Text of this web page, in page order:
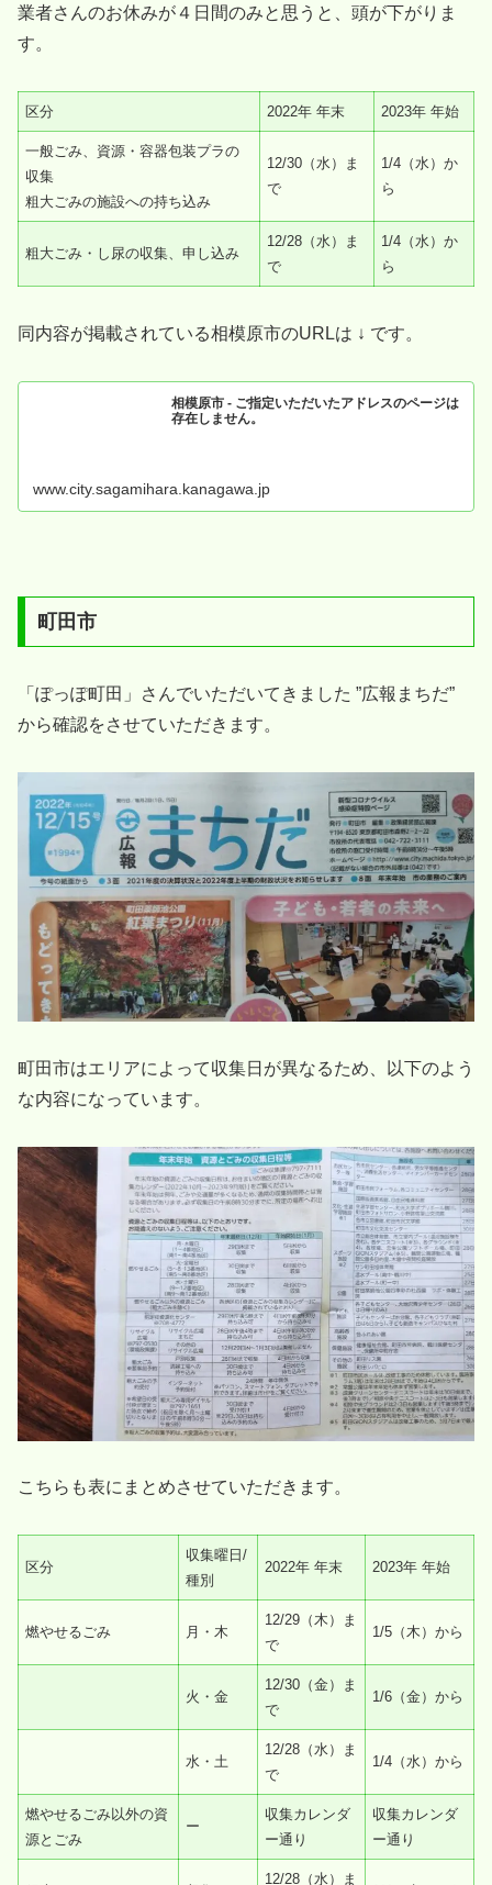
業者さんのお休みが４日間のみと思うと、頭が下がりま
す。
区分 2022年 年末 2023年 年始
一般ごみ、資源・容器包装プラの
収集
粗大ごみの施設への持ち込み
12/30（水）ま
で
1/4（水）か
ら
粗大ごみ・し尿の収集、申し込み
12/28（水）ま
で
1/4（水）か
ら
同内容が掲載されている相模原市のURLは ↓ です。
相模原市 - ご指定いただいたアドレスのページは
存在しません。
www.city.sagamihara.kanagawa.jp
町田市
「ぽっぽ町田」さんでいただいてきました ”広報まちだ”
から確認をさせていただきます。
町田市はエリアによって収集日が異なるため、以下のよう
な内容になっています。
こちらも表にまとめさせていただきます。
区分
収集曜日/
種別
2022年 年末 2023年 年始
燃やせるごみ 月・木
12/29（木）ま
で
1/5（木）から
火・金
12/30（金）ま
で
1/6（金）から
水・土
12/28（水）ま
で
1/4（水）から
燃やせるごみ以外の資
源とごみ
ー
収集カレンダ
ー通り
収集カレンダ
ー通り
12/28（水）ま